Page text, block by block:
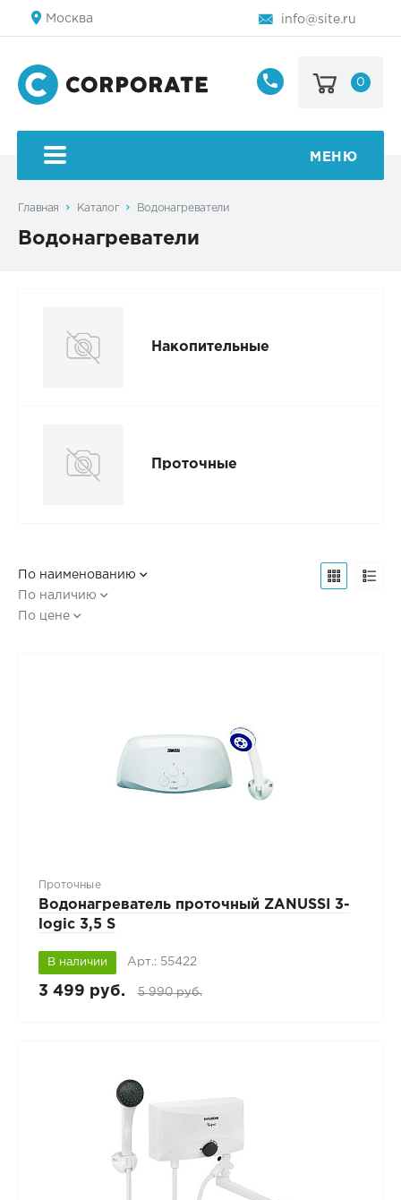
Москва info@site.ru
8
123-
0
МЕНЮ
Главная Каталог Водонагреватели
Водонагреватели
Накопительные
Проточные
По наименованию
По наличию
По цене
Проточные
Водонагреватель проточный ZANUSSI 3-
logic 3,5 S
В наличии Арт.: 55422
3 499 руб. 5 990 руб.